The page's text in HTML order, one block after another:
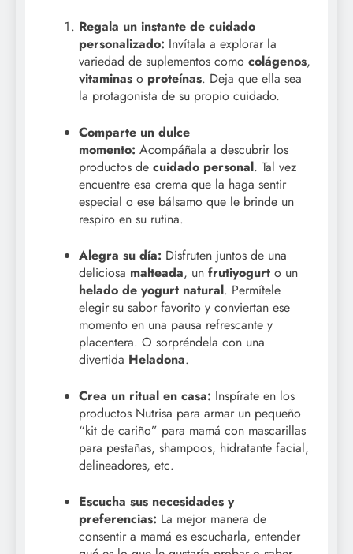
Regala un instante de cuidado
personalizado: Invítala a explorar la
variedad de suplementos como colágenos,
vitaminas o proteínas. Deja que ella sea
la protagonista de su propio cuidado.
Comparte un dulce
momento: Acompáñala a descubrir los
productos de cuidado personal. Tal vez
encuentre esa crema que la haga sentir
especial o ese bálsamo que le brinde un
respiro en su rutina.
Alegra su día: Disfruten juntos de una
deliciosa malteada, un frutiyogurt o un
helado de yogurt natural. Permítele
elegir su sabor favorito y conviertan ese
momento en una pausa refrescante y
placentera. O sorpréndela con una
divertida Heladona.
Crea un ritual en casa: Inspírate en los
productos Nutrisa para armar un pequeño
“kit de cariño” para mamá con mascarillas
para pestañas, shampoos, hidratante facial,
delineadores, etc.
Escucha sus necesidades y
preferencias: La mejor manera de
consentir a mamá es escucharla, entender